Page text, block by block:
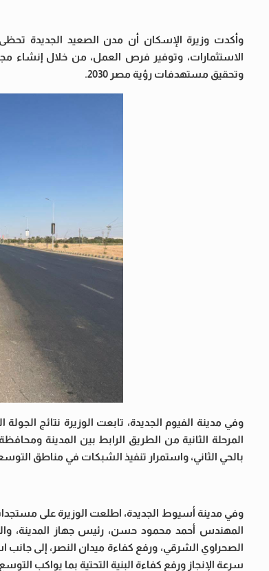
وأكدت وزيرة الإسكان أن مدن الصعيد الجديدة
الاستثمارات، وتوفير فرص العمل، من خلال إنشاء
وتحقيق مستهدفات رؤية مصر 2030.
وفي مدينة الفيوم الجديدة، تابعت الوزيرة نتائج
المرحلة الثانية من الطريق الرابط بين المدينة
بالحي الثاني، واستمرار تنفيذ الشبكات في مناطق
وفي مدينة أسيوط الجديدة، اطلعت الوزيرة على
المهندس أحمد محمود حسن، رئيس جهاز المدينة،
سرعة الإنجاز ورفع كفاءة البنية التحتية بما يواكب